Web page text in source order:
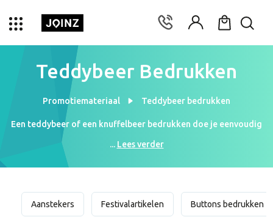
Teddybeer Bedrukken
Promotiemateriaal Teddybeer bedrukken
Een teddybeer of een knuffelbeer bedrukken doe je eenvoudig
en snel bij Joinz. Kies een leuke teddybeer uit en stuur je logo
naar info@joinz.nl. Wij sturen binnen enkele uren je persoonlijke
ontwerp op. Een teddybeer is voor alle leeftijden. Zowel
vrolijk beertje. Geef wat liefde weg, geef een teddybeer!
... Lees verder
Aanstekers Festivalartikelen Buttons bedrukken